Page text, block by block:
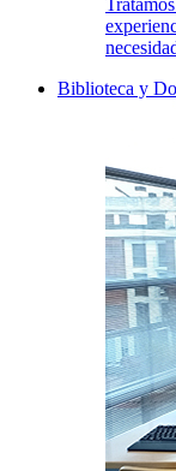
Biblioteca y